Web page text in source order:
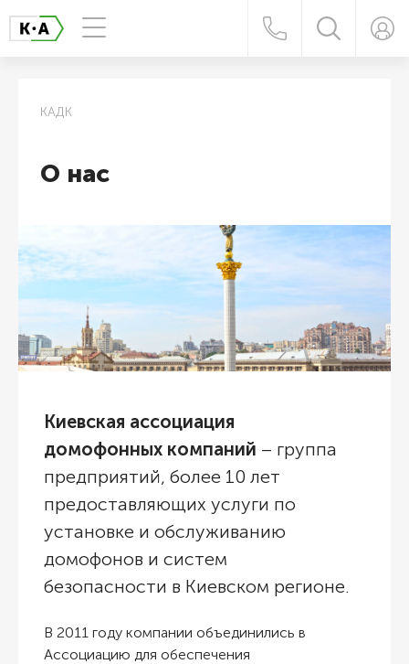
КАДК
О нас
Киевская ассоциация
домофонных компаний – группа
предприятий, более 10 лет
предоставляющих услуги по
установке и обслуживанию
домофонов и систем
безопасности в Киевском регионе.
В 2011 году компании объединились в
Ассоциацию для обеспечения